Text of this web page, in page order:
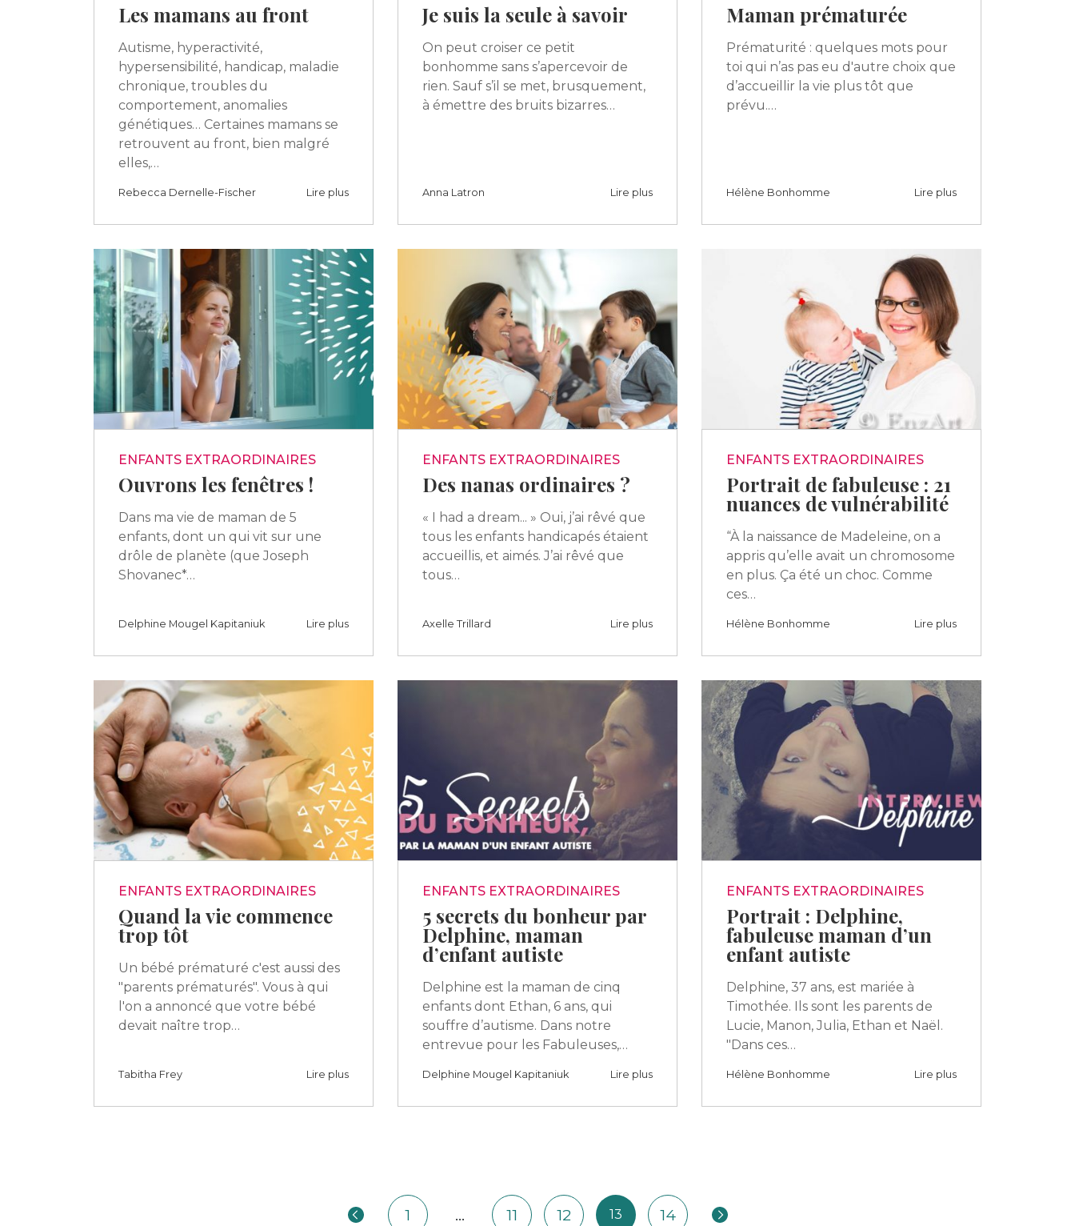
Les mamans au front
Autisme, hyperactivité,
hypersensibilité, handicap, maladie
chronique, troubles du
comportement, anomalies
génétiques… Certaines mamans se
retrouvent au front, bien malgré
elles,…
Rebecca Dernelle-Fischer Lire plus
Je suis la seule à savoir
On peut croiser ce petit
bonhomme sans s’apercevoir de
rien. Sauf s’il se met, brusquement,
à émettre des bruits bizarres…
Anna Latron Lire plus
Maman prématurée
Prématurité : quelques mots pour
toi qui n’as pas eu d'autre choix que
d’accueillir la vie plus tôt que
prévu.…
Hélène Bonhomme Lire plus
ENFANTS EXTRAORDINAIRES
Ouvrons les fenêtres !
Dans ma vie de maman de 5
enfants, dont un qui vit sur une
drôle de planète (que Joseph
Shovanec*…
Delphine Mougel Kapitaniuk Lire plus
ENFANTS EXTRAORDINAIRES
Des nanas ordinaires ?
« I had a dream... » Oui, j’ai rêvé que
tous les enfants handicapés étaient
accueillis, et aimés. J’ai rêvé que
tous…
Axelle Trillard Lire plus
ENFANTS EXTRAORDINAIRES
Portrait de fabuleuse : 21
nuances de vulnérabilité
“À la naissance de Madeleine, on a
appris qu’elle avait un chromosome
en plus. Ça été un choc. Comme
ces…
Hélène Bonhomme Lire plus
ENFANTS EXTRAORDINAIRES
Quand la vie commence
trop tôt
Un bébé prématuré c'est aussi des
"parents prématurés". Vous à qui
l'on a annoncé que votre bébé
devait naître trop…
Tabitha Frey Lire plus
ENFANTS EXTRAORDINAIRES
5 secrets du bonheur par
Delphine, maman
d’enfant autiste
Delphine est la maman de cinq
enfants dont Ethan, 6 ans, qui
souffre d’autisme. Dans notre
entrevue pour les Fabuleuses,…
Delphine Mougel Kapitaniuk Lire plus
ENFANTS EXTRAORDINAIRES
Portrait : Delphine,
fabuleuse maman d’un
enfant autiste
Delphine, 37 ans, est mariée à
Timothée. Ils sont les parents de
Lucie, Manon, Julia, Ethan et Naël.
"Dans ces…
Hélène Bonhomme Lire plus
1 … 11 12 13 14